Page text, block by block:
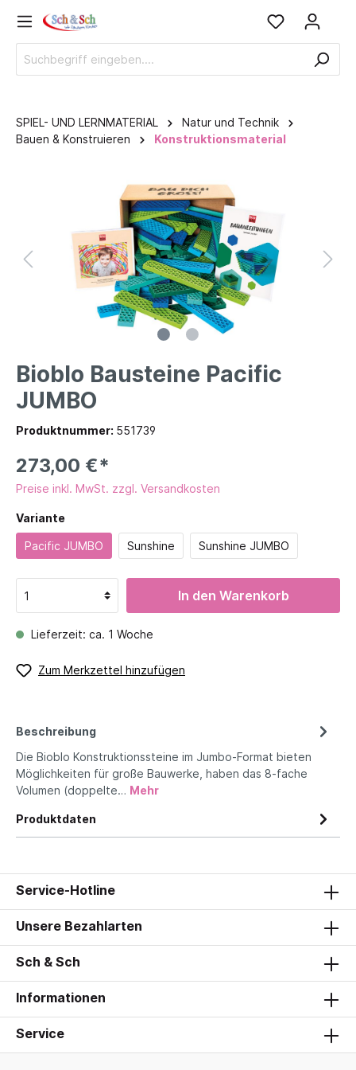
SPIEL- UND LERNMATERIAL
Natur und Technik
Bauen & Konstruieren
Konstruktionsmaterial
Bioblo Bausteine Pacific
JUMBO
Produktnummer: 551739
273,00 €*
Preise inkl. MwSt. zzgl. Versandkosten
Variante
Pacific JUMBO Sunshine Sunshine JUMBO
In den Warenkorb
Lieferzeit: ca. 1 Woche
Zum Merkzettel hinzufügen
Beschreibung
Die Bioblo Konstruktionssteine im Jumbo-Format bieten
Möglichkeiten für große Bauwerke, haben das 8-fache
Volumen (doppelte… Mehr
Produktdaten
Service-Hotline
Unsere Bezahlarten
Sch & Sch
Informationen
Service